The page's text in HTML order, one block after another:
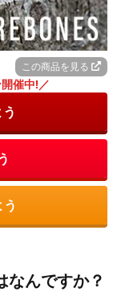
この商品を見る
催中!／
なんですか？